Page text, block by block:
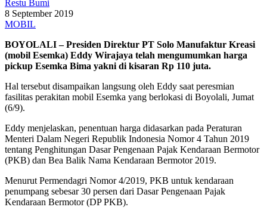
Restu Bumi
8 September 2019
MOBIL
BOYOLALI – Presiden Direktur PT Solo Manufaktur Kreasi
(mobil Esemka) Eddy Wirajaya telah mengumumkan harga
pickup Esemka Bima yakni di kisaran Rp 110 juta.
Hal tersebut disampaikan langsung oleh Eddy saat peresmian
fasilitas perakitan mobil Esemka yang berlokasi di Boyolali, Jumat
(6/9).
Eddy menjelaskan, penentuan harga didasarkan pada Peraturan
Menteri Dalam Negeri Republik Indonesia Nomor 4 Tahun 2019
tentang Penghitungan Dasar Pengenaan Pajak Kendaraan Bermotor
(PKB) dan Bea Balik Nama Kendaraan Bermotor 2019.
Menurut Permendagri Nomor 4/2019, PKB untuk kendaraan
penumpang sebesar 30 persen dari Dasar Pengenaan Pajak
Kendaraan Bermotor (DP PKB).